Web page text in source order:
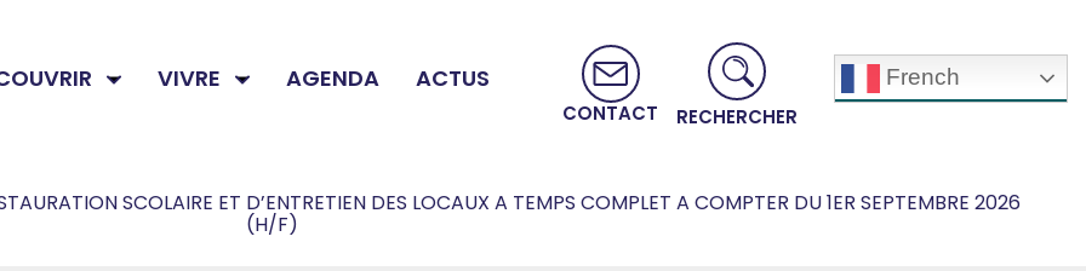
VIVRE AGENDA ACTUS
CONTACT RECHERCHER
French
SCOLAIRE ET D’ENTRETIEN DES LOCAUX A TEMPS COMPLET A COMPTER DU 1ER SEPTEMBRE 2026
(H/F)